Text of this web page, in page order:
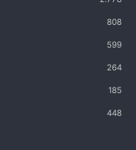
808
599
264
185
448